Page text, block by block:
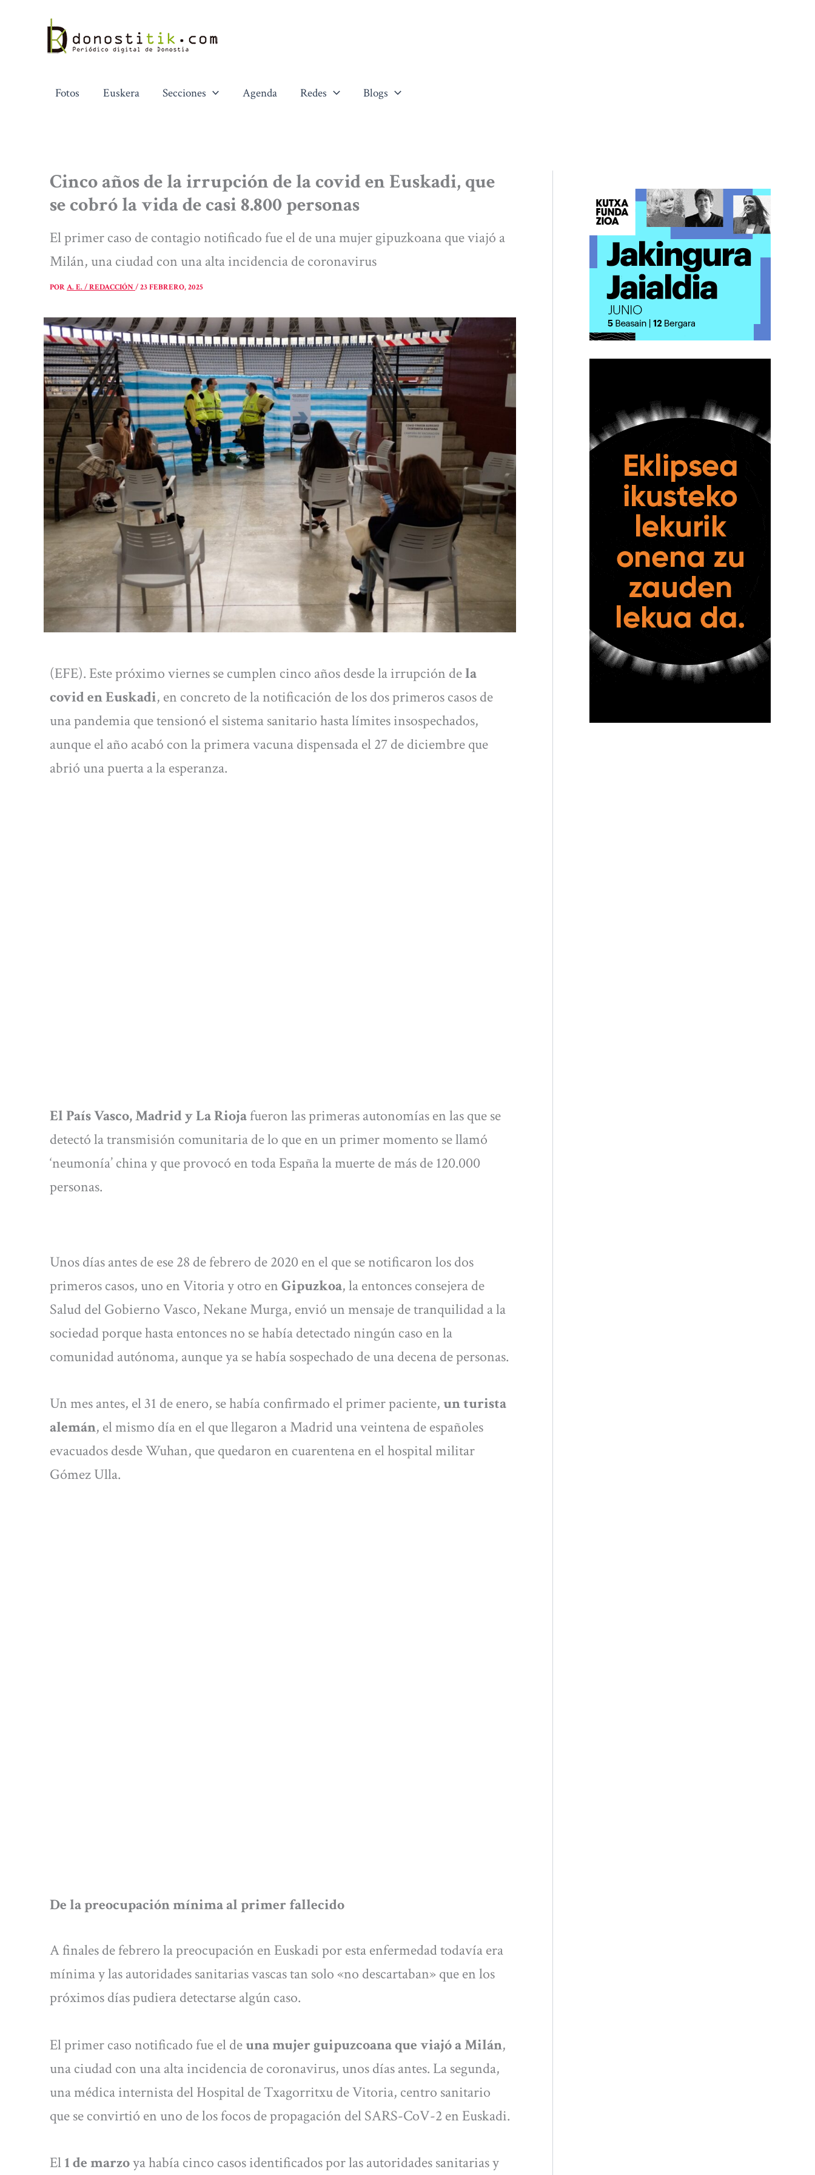
contenido
Fotos Euskera Secciones Agenda Redes Blogs
Cinco años de la irrupción de la covid en Euskadi, que
se cobró la vida de casi 8.800 personas
El primer caso de contagio notificado fue el de una mujer gipuzkoana que viajó a
Milán, una ciudad con una alta incidencia de coronavirus
PORA. E. / REDACCIÓN/23 FEBRERO, 2025
(EFE). Este próximo viernes se cumplen cinco años desde la irrupción dela
covid en Euskadi, en concreto de la notificación de los dos primeros casos de
una pandemia que tensionó el sistema sanitario hasta límites insospechados,
aunque el año acabó con la primera vacuna dispensada el 27 de diciembre que
abrió una puerta a la esperanza.
El País Vasco, Madrid y La Riojafueron las primeras autonomías en las que se
detectó la transmisión comunitaria de lo que en un primer momento se llamó
‘neumonía’ china y que provocó en toda España la muerte de más de 120.000
personas.
Unos días antes de ese 28 de febrero de 2020 en el que se notificaron los dos
primeros casos, uno en Vitoria y otro enGipuzkoa, la entonces consejera de
Salud del Gobierno Vasco, Nekane Murga, envió un mensaje de tranquilidad a la
sociedad porque hasta entonces no se había detectado ningún caso en la
comunidad autónoma, aunque ya se había sospechado de una decena de personas.
Un mes antes, el 31 de enero, se había confirmado el primer paciente, un turista
alemán, el mismo día en el que llegaron a Madrid una veintena de españoles
evacuados desde Wuhan, que quedaron en cuarentena en el hospital militar
Gómez Ulla.
De la preocupación mínima al primer fallecido
A finales de febrero la preocupación en Euskadi por esta enfermedad todavía era
mínima y las autoridades sanitarias vascas tan solo «no descartaban» que en los
próximos días pudiera detectarse algún caso.
El primer caso notificado fue el deuna mujer guipuzcoana que viajó a Milán,
una ciudad con una alta incidencia de coronavirus, unos días antes. La segunda,
una médica internista del Hospital de Txagorritxu de Vitoria, centro sanitario
que se convirtió en uno de los focos de propagación del SARS-CoV-2 en Euskadi.
El1 de marzoya había cinco casos identificados por las autoridades sanitarias y